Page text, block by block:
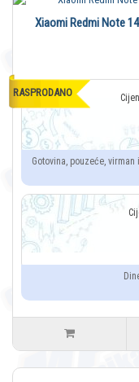
RASPRODANO
Xiaomi Redmi Note
Gotovina, pouzeće,